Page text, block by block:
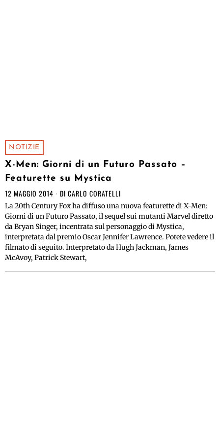
NOTIZIE
X-Men: Giorni di un Futuro Passato –
Featurette su Mystica
12 MAGGIO 2014 DI CARLO CORATELLI
La 20th Century Fox ha diffuso una nuova featurette di X-Men:
Giorni di un Futuro Passato, il sequel sui mutanti Marvel diretto
da Bryan Singer, incentrata sul personaggio di Mystica,
interpretata dal premio Oscar Jennifer Lawrence. Potete vedere il
filmato di seguito. Interpretato da Hugh Jackman, James
McAvoy, Patrick Stewart,